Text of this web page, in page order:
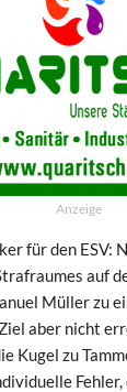
Anzeige
für den ESV:
auf
Müller zu
aber nicht
Kugel zu
Fehler,